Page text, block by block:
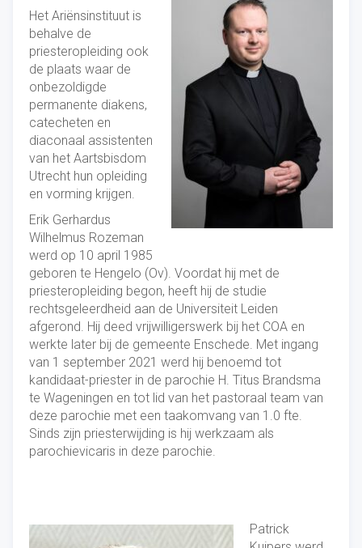
Het Ariënsinstituut is
behalve de
priesteropleiding ook
de plaats waar de
onbezoldigde
permanente diakens,
catecheten en
diaconaal assistenten
van het Aartsbisdom
Utrecht hun opleiding
en vorming krijgen.
Erik Gerhardus
Wilhelmus Rozeman
werd op 10 april 1985
geboren te Hengelo (Ov). Voordat hij met de
priesteropleiding begon, heeft hij de studie
rechtsgeleerdheid aan de Universiteit Leiden
afgerond. Hij deed vrijwilligerswerk bij het COA en
werkte later bij de gemeente Enschede. Met ingang
van 1 september 2021 werd hij benoemd tot
kandidaat-priester in de parochie H. Titus Brandsma
te Wageningen en tot lid van het pastoraal team van
deze parochie met een taakomvang van 1.0 fte.
Sinds zijn priesterwijding is hij werkzaam als
parochievicaris in deze parochie.
Patrick